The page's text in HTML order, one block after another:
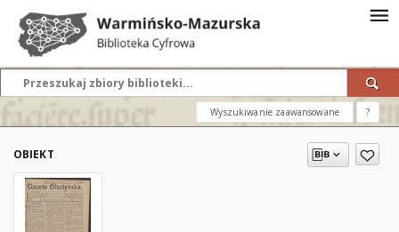
Wyszukiwanie zaawansowane ?
OBIEKT